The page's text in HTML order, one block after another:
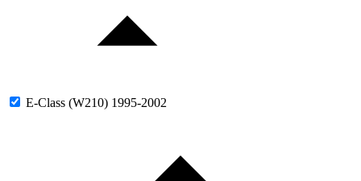
E-Class (W210) 1995-2002